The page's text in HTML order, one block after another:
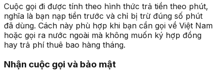
Cuộc gọi đi được tính theo hình thức trả tiền theo phút,
nghĩa là bạn nạp tiền trước và chỉ bị trừ đúng số phút
đã dùng. Cách này phù hợp khi bạn cần gọi về Việt Nam
hoặc gọi ra nước ngoài mà không muốn ký hợp đồng
hay trả phí thuê bao hàng tháng.
Nhận cuộc gọi và bảo mật